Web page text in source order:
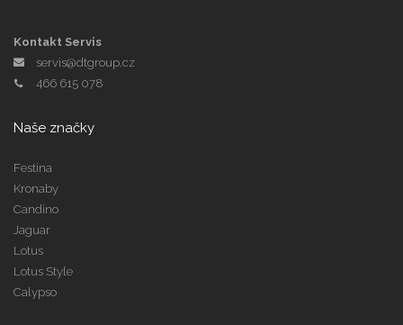
Kontakt Servis
servis@dtgroup.cz
466 615 078
Naše značky
Festina
Kronaby
Candino
Jaguar
Lotus
Lotus Style
Calypso